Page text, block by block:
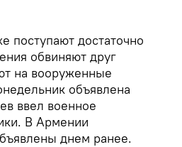
поступают достаточно
обвиняют друг
на вооруженные
объявлена
ввел военное
В Армении
днем ранее.